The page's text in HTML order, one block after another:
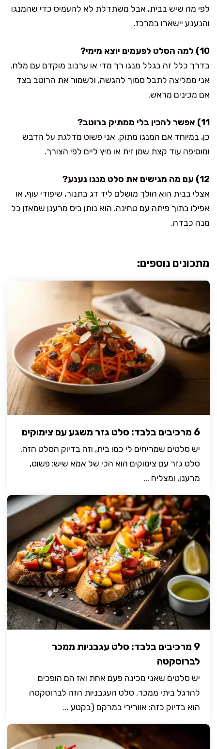
לפי מה שיש בבית, אבל משתדלת לא להעמיס כדי שהמנגו
והנענע יישארו במרכז.
10) למה הסלט לפעמים יוצא מימי?
בדרך כלל זה בגלל מנגו רך מדי או ערבוב מוקדם עם מלח.
אני ממליצה לתבל סמוך להגשה, ולשמור את הרוטב בצד
אם מכינים מראש.
11) אפשר להכין בלי ממתיק ברוטב?
כן, במיוחד אם המנגו מתוק. אני פשוט מדלגת על הדבש
ומוסיפה עוד קצת שמן זית או מיץ ליים לפי הצורך.
12) עם מה מגישים את סלט מנגו נענע?
אצלי בבית הוא הולך מושלם ליד דג בתנור, שיפודי עוף, או
אפילו בתוך פיתה עם טחינה. הוא נותן ביס מרענן שמאזן כל
מנה כבדה.
מתכונים נוספים:
6 מרכיבים בלבד: סלט גזר משגע עם צימוקים
יש סלטים שמריחים לי כמו בית, וזה בדיוק הסלט הזה.
סלט גזר עם צימוקים הוא הכי של אמא שיש: פשוט,
מרענן, ומצליח ...
9 מרכיבים בלבד: סלט עגבניות ממכר
לברוסקטה
יש סלטים שאני מכינה פעם אחת ואז הם הופכים
להרגל ביתי ממכר. סלט העגבניות הזה לברוסקטה
הוא בדיוק כזה: אוורירי במרקם (בקטע ...